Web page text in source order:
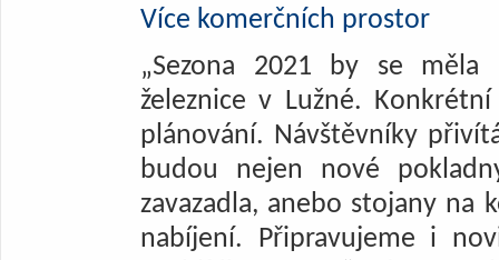
Více komerčních prostor
„Sezona 2021 by se
železnice v Lužné.
plánování. Návštěvníky
budou nejen nové
zavazadla, anebo stojany na
nabíjení. Připravujeme i